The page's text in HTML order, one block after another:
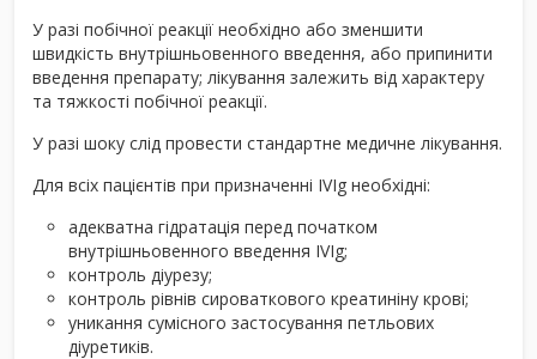
У разі побічної реакції необхідно або зменшити
швидкість внутрішньовенного введення, або припинити
введення препарату; лікування залежить від характеру
та тяжкості побічної реакції.
У разі шоку слід провести стандартне медичне лікування.
Для всіх пацієнтів при призначенні IVIg необхідні:
адекватна гідратація перед початком
внутрішньовенного введення IVIg;
контроль діурезу;
контроль рівнів сироваткового креатиніну крові;
уникання сумісного застосування петльових
діуретиків.